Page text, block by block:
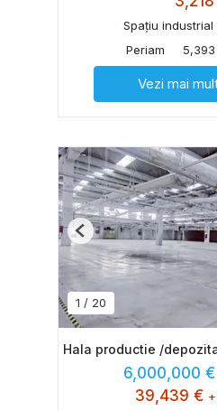
Spațiu
Periam
5,393
Vezi mai
1 / 20
Previous
Hala productie /
6,000,000 €
39,439 €